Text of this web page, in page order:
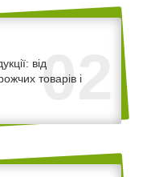
02
від
товарів і